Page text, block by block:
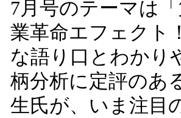
7月号のテーマは
業革命エフェクト
な語り口とわかり
柄分析に定評のあ
生氏が、いま注目